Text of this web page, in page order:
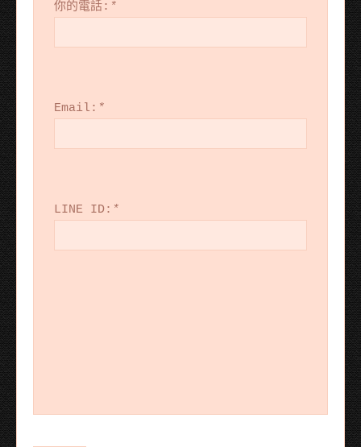
你的電話: *
Email: *
LINE ID: *